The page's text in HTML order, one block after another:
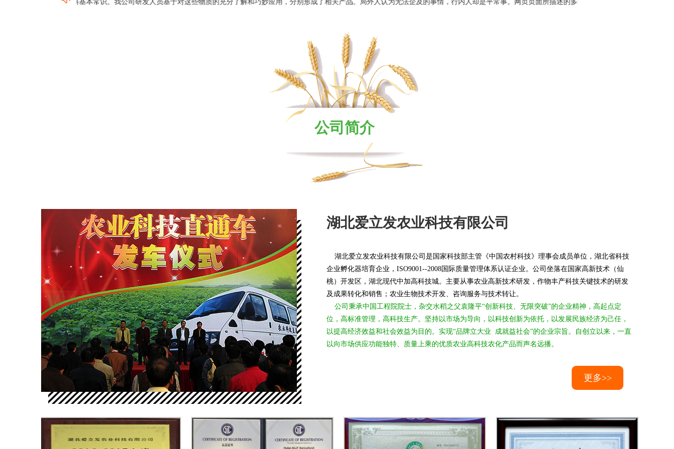
周知的肥料基本常识。我公司研发人员基于对这些物质的充分了解和巧妙应用，分别形成了相关产品。局外人认为无法企及的事情，行内人却是平常事。网页页面所描述的多种功能均是在多年的推广实践和广
公司简介
湖北爱立发农业科技有限公司
湖北爱立发农业科技有限公司是国家科技部主管《中国农村科技》理事会成员单位，湖北省科技
企业孵化器培育企业，ISO9001--2008国际质量管理体系认证企业。公司坐落在国家高新技术（仙
桃）开发区，湖北现代中加高科技城。主要从事农业高新技术研发，作物丰产科技关键技术的研发
及成果转化和销售；农业生物技术开发、咨询服务与技术转让。
公司秉承中国工程院院士，杂交水稻之父袁隆平“创新科技、无限突破”的企业精神，高起点定
位，高标准管理，高科技生产。坚持以市场为导向，以科技创新为依托，以发展民族经济为己任，
以提高经济效益和社会效益为目的。实现“品牌立大业 成就益社会”的企业宗旨。自创立以来，一直
以向市场供应功能独特、质量上乘的优质农业高科技农化产品而声名远播。
更多>>